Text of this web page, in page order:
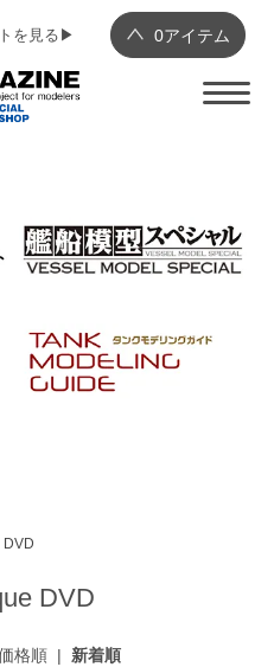
0アイテム
を見る▶︎
DVD
DVD
格順 | 新着順